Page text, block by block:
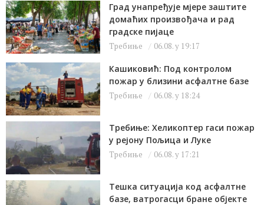
Град унапређује мјере заштите
домаћих произвођача и рад
градске пијаце
Требиње 06.08. у 19:17
Кашиковић: Под контролом
пожар у близини асфалтне базе
Требиње 06.08. у 18:24
Требиње: Хеликоптер гаси пожар
у рејону Пољица и Луке
Требиње 06.08. у 17:21
Тешка ситуација код асфалтне
базе, ватрогасци бране објекте